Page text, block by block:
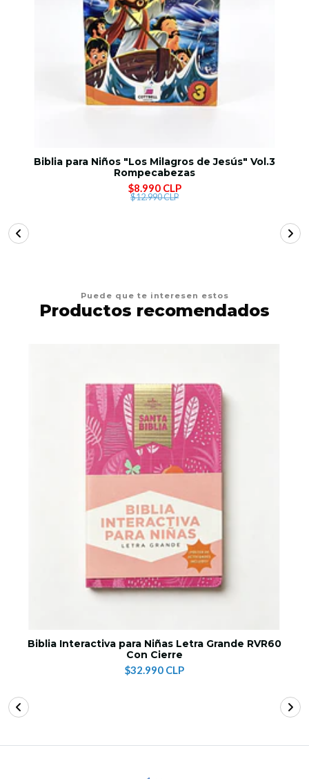
Biblia para Niños "Los Milagros de Jesús" Vol.3
Rompecabezas
$8.990 CLP
$12.990 CLP
Puede que te interesen estos
Productos recomendados
Biblia Interactiva para Niñas Letra Grande RVR60
Con Cierre
$32.990 CLP